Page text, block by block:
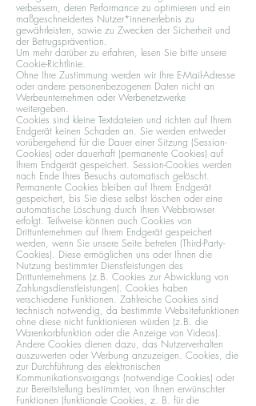
verbessern, deren Performance zu optimieren und ein
maßgeschneidertes Nutzer*innenerlebnis zu
gewährleisten, sowie zu Zwecken der Sicherheit und
der Betrugsprävention.
Um mehr darüber zu erfahren, lesen Sie bitte unsere
Cookie-Richtlinie.
Ohne Ihre Zustimmung werden wir Ihre E-Mail-Adresse
oder andere personenbezogenen Daten nicht an
Werbeunternehmen oder Werbenetzwerke
weitergeben.
Cookies sind kleine Textdateien und richten auf Ihrem
Endgerät keinen Schaden an. Sie werden entweder
vorübergehend für die Dauer einer Sitzung (Session-
Cookies) oder dauerhaft (permanente Cookies) auf
Ihrem Endgerät gespeichert. Session-Cookies werden
nach Ende Ihres Besuchs automatisch gelöscht.
Permanente Cookies bleiben auf Ihrem Endgerät
gespeichert, bis Sie diese selbst löschen oder eine
automatische Löschung durch Ihren Webbrowser
erfolgt. Teilweise können auch Cookies von
Drittunternehmen auf Ihrem Endgerät gespeichert
werden, wenn Sie unsere Seite betreten (Third-Party-
Cookies). Diese ermöglichen uns oder Ihnen die
Nutzung bestimmter Dienstleistungen des
Drittunternehmens (z.B. Cookies zur Abwicklung von
Zahlungsdienstleistungen). Cookies haben
verschiedene Funktionen. Zahlreiche Cookies sind
technisch notwendig, da bestimmte Websitefunktionen
ohne diese nicht funktionieren würden (z.B. die
Warenkorbfunktion oder die Anzeige von Videos).
Andere Cookies dienen dazu, das Nutzerverhalten
auszuwerten oder Werbung anzuzeigen. Cookies, die
zur Durchführung des elektronischen
Kommunikationsvorgangs (notwendige Cookies) oder
zur Bereitstellung bestimmter, von Ihnen erwünschter
Funktionen (funktionale Cookies, z. B. für die